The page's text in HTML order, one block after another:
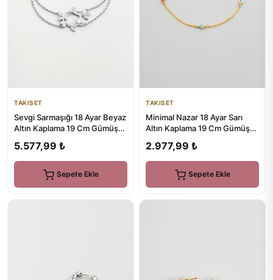
TAKISET
Sevgi Sarmaşığı 18 Ayar Beyaz
Altın Kaplama 19 Cm Gümüş
5.577,99 ₺
Sepete Ekle
TAKISET
Minimal Nazar 18 Ayar Sarı
Altın Kaplama 19 Cm Gümüş
2.977,99 ₺
Sepete Ekle